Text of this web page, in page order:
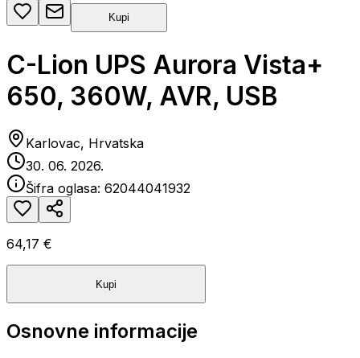
Kupi
C-Lion UPS Aurora Vista+
650, 360W, AVR, USB
Karlovac, Hrvatska
30. 06. 2026.
Šifra oglasa: 62044041932
64,17 €
Kupi
Osnovne informacije